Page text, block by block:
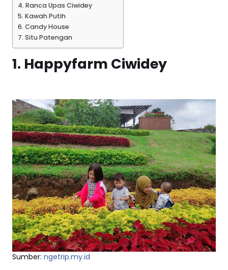
4. Ranca Upas Ciwidey
5. Kawah Putih
6. Candy House
7. Situ Patengan
1. Happyfarm Ciwidey
Sumber: ngetrip.my.id